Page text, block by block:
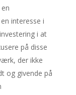
interesse i
i at
på disse
der ikke
og givende på